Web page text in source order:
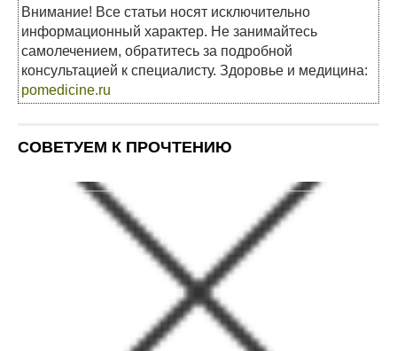
Внимание! Все статьи носят исключительно
информационный характер. Не занимайтесь
самолечением, обратитесь за подробной
консультацией к специалисту. Здоровье и медицина:
pomedicine.ru
СОВЕТУЕМ К ПРОЧТЕНИЮ